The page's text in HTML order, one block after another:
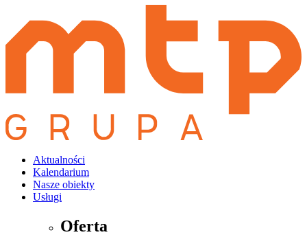
Aktualności
Kalendarium
Nasze obiekty
Usługi
Oferta